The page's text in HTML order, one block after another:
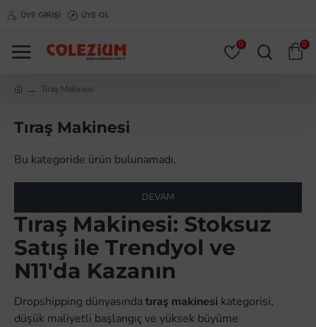
ÜYE GIRIŞI ÜYE OL
0 0
Tıraş Makinesi
Tıraş Makinesi
Bu kategoride ürün bulunamadı.
DEVAM
Tıraş Makinesi: Stoksuz
Satış ile Trendyol ve
N11'da Kazanın
Dropshipping dünyasında tıraş makinesi kategorisi,
düşük maliyetli başlangıç ve yüksek büyüme